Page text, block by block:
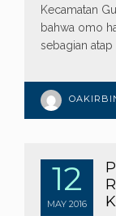
Kecamatan
bahwa omo
sebagian atap
12
MAY 2016